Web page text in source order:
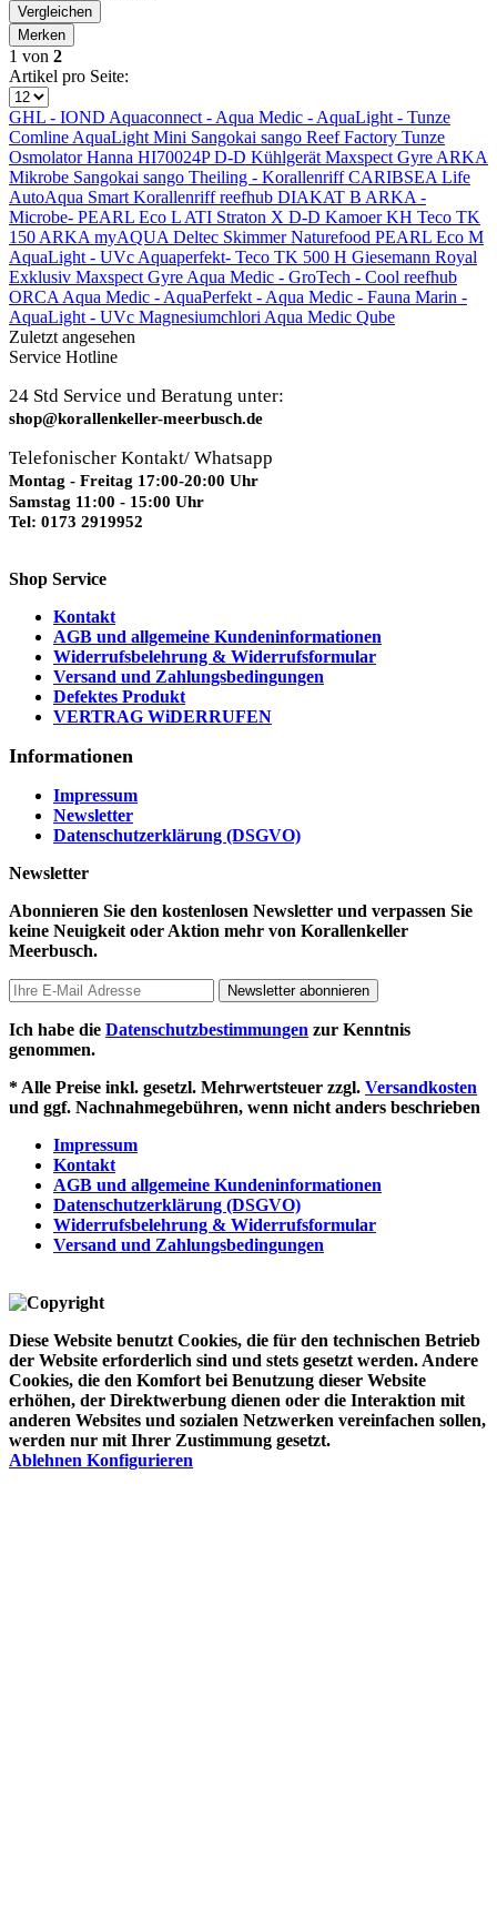
Vergleichen
Merken
1 von 2
Artikel pro Seite:
GHL - IOND Aquaconnect - Aqua Medic - AquaLight - Tunze
Comline AquaLight Mini Sangokai sango Reef Factory Tunze
OsmolatorHanna HI70024PD-D Kühlgerät Maxspect Gyre ARKA
Mikrobe Sangokai sango Theiling - KorallenriffCARIBSEA Life
AutoAqua Smart Korallenriffreefhub DIAKAT B ARKA -
Microbe- PEARL Eco L ATI Straton X D-D Kamoer KH Teco TK
150 ARKA myAQUA Deltec SkimmerNaturefood PEARL Eco M
AquaLight - UVc Aquaperfekt- Teco TK 500 H Giesemann Royal
Exklusiv Maxspect Gyre Aqua Medic - GroTech - Cool reefhub
ORCA Aqua Medic - AquaPerfekt - Aqua Medic - Fauna Marin -
AquaLight - UVc Magnesiumchlori Aqua Medic Qube
Zuletzt angesehen
Service Hotline
24 Std Service und Beratung unter:
shop@korallenkeller-meerbusch.de
Telefonischer Kontakt/ Whatsapp
Montag - Freitag 17:00-20:00 Uhr
Samstag 11:00 - 15:00 Uhr
Tel: 0173 2919952
Shop Service
Kontakt
AGB und allgemeine Kundeninformationen
Widerrufsbelehrung & Widerrufsformular
Versand und Zahlungsbedingungen
Defektes Produkt
VERTRAG WiDERRUFEN
Informationen
Impressum
Newsletter
Datenschutzerklärung (DSGVO)
Newsletter
Abonnieren Sie den kostenlosen Newsletter und verpassen Sie
keine Neuigkeit oder Aktion mehr von Korallenkeller
Meerbusch.
Newsletter abonnieren
Ich habe die Datenschutzbestimmungen zur Kenntnis
genommen.
* Alle Preise inkl. gesetzl. Mehrwertsteuer zzgl. Versandkosten
und ggf. Nachnahmegebühren, wenn nicht anders beschrieben
Impressum
Kontakt
AGB und allgemeine Kundeninformationen
Datenschutzerklärung (DSGVO)
Widerrufsbelehrung & Widerrufsformular
Versand und Zahlungsbedingungen
Diese Website benutzt Cookies, die für den technischen Betrieb
der Website erforderlich sind und stets gesetzt werden. Andere
Cookies, die den Komfort bei Benutzung dieser Website
erhöhen, der Direktwerbung dienen oder die Interaktion mit
anderen Websites und sozialen Netzwerken vereinfachen sollen,
werden nur mit Ihrer Zustimmung gesetzt.
Ablehnen Konfigurieren